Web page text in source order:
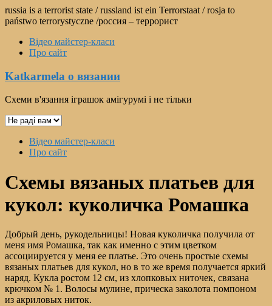
Перейти
к
russia is a terrorist state / russland ist ein Terrorstaat / rosja to
państwo terrorystyczne /россия – террорист
Відео майстер-класи
Про сайт
Katkarmela о вязании
Схеми в'язання іграшок амігурумі і не тільки
Выбрать
МенюВідео майстер-класи
Про сайт
Схемы вязаных платьев для
кукол: куколичка Ромашка
Добрый день, рукодельницы! Новая куколичка получила от
меня имя Ромашка, так как именно с этим цветком
ассоциируется у меня ее платье. Это очень простые схемы
вязаных платьев для кукол, но в то же время получается яркий
наряд. Кукла ростом 12 см, из хлопковых ниточек, связана
крючком № 1. Волосы мулине, прическа заколота помпоном
из акриловых ниток.